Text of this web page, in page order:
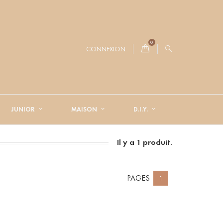
CONNEXION
0
JUNIOR MAISON D.I.Y.
Il y a 1 produit.
PAGES 1